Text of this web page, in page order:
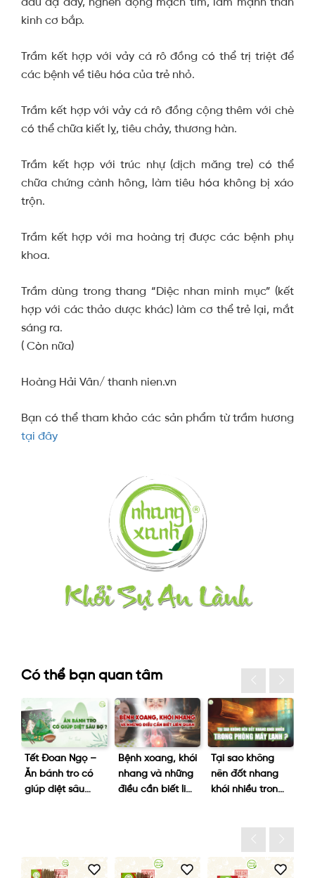
kinh cơ bắp.
Trầm kết hợp với vảy cá rô đồng có thể trị triệt để
các bệnh về tiêu hóa của trẻ nhỏ.
Trầm kết hợp với vảy cá rô đồng cộng thêm với chè
có thể chữa kiết lỵ, tiêu chảy, thương hàn.
Trầm kết hợp với trúc nhự (dịch măng tre) có thể
chữa chứng cành hông, làm tiêu hóa không bị xáo
trộn.
Trầm kết hợp với ma hoàng trị được các bệnh phụ
khoa.
Trầm dùng trong thang “Diệc nhan minh mục” (kết
hợp với các thảo dược khác) làm cơ thể trẻ lại, mắt
sáng ra.
( Còn nữa)
Hoàng Hải Vân/ thanh nien.vn
Bạn có thể tham khảo các sản phẩm từ trầm hương
tại đây
Có thể bạn quan tâm
Tết Đoan Ngọ –
Ăn bánh tro có
giúp diệt sâu
Bệnh xoang, khói
nhang và những
điều cần biết liên
Tại sao không
nên đốt nhang
khói nhiều trong